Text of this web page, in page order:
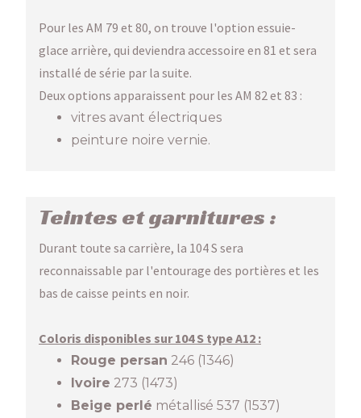
Pour les AM 79 et 80, on trouve l'option essuie-
glace arrière, qui deviendra accessoire en 81 et sera
installé de série par la suite.
Deux options apparaissent pour les AM 82 et 83 :
vitres avant électriques
peinture noire vernie.
Teintes et garnitures :
Durant toute sa carrière, la 104 S sera
reconnaissable par l'entourage des portières et les
bas de caisse peints en noir.
Coloris disponibles sur 104 S type A12 :
Rouge persan 246 (1346)
Ivoire 273 (1473)
Beige perlé métallisé 537 (1537)